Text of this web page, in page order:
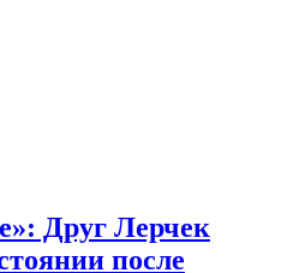
Друг Лерчек
после